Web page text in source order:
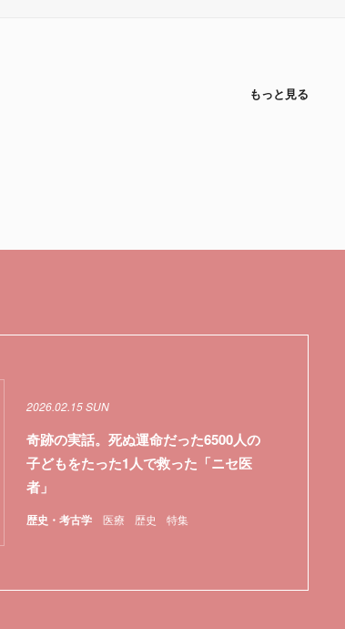
もっと見る
歴史・考古学 医療 歴史 特集
2026.02.15 SUN
奇跡の実話。死ぬ運命だった6500人の
子どもをたった1人で救った「ニセ医
者」